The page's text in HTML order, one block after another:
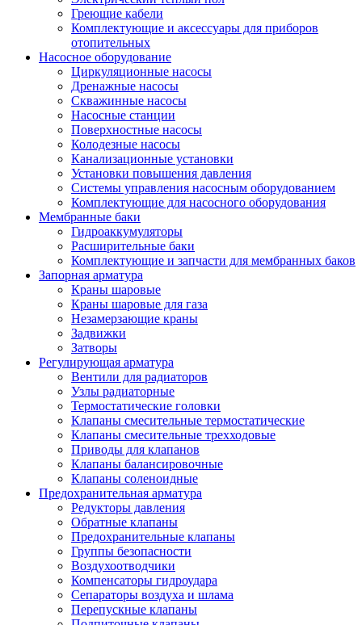
Греющие кабели
Комплектующие и аксессуары для приборов
отопительных
Насосное оборудование
Циркуляционные насосы
Дренажные насосы
Скважинные насосы
Насосные станции
Поверхностные насосы
Колодезные насосы
Канализационные установки
Установки повышения давления
Системы управления насосным оборудованием
Комплектующие для насосного оборудования
Мембранные баки
Гидроаккумуляторы
Расширительные баки
Комплектующие и запчасти для мембранных баков
Запорная арматура
Краны шаровые
Краны шаровые для газа
Незамерзающие краны
Задвижки
Затворы
Регулирующая арматура
Вентили для радиаторов
Узлы радиаторные
Термостатические головки
Клапаны смесительные термостатические
Клапаны смесительные трехходовые
Приводы для клапанов
Клапаны балансировочные
Клапаны соленоидные
Предохранительная арматура
Редукторы давления
Обратные клапаны
Предохранительные клапаны
Группы безопасности
Воздухоотводчики
Компенсаторы гидроудара
Сепараторы воздуха и шлама
Перепускные клапаны